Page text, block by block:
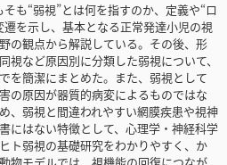
も“弱視”とは何を指すのか、定義や“ロ
を示し、基本となる正常発達小児の視
の観点から解説している。その後、形
など原因別に分類した弱視について、
を簡潔にまとめた。また、弱視として
の原因が器質的病変によるものではな
、弱視と間違われやすい網膜疾患や視神
にはない特徴として、心理学・神経科学
ト弱視の基礎研究をわかりやすく、か